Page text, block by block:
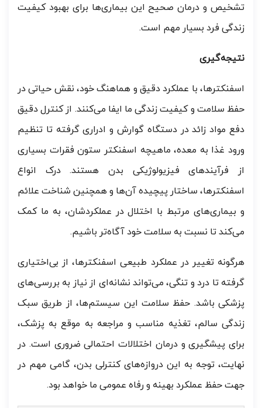
تشخیص و درمان صحیح این بیماری‌ها برای بهبود کیفیت
زندگی فرد بسیار مهم است.
نتیجه‌گیری
اسفنکترها، با عملکرد دقیق و هماهنگ خود، نقش حیاتی در
حفظ سلامت و کیفیت زندگی ما ایفا می‌کنند. از کنترل دقیق
دفع مواد زائد در دستگاه گوارش و ادراری گرفته تا تنظیم
ورود غذا به معده، ماهیچه اسفنکتر ستون فقرات بسیاری
از فرآیندهای فیزیولوژیکی بدن هستند. درک انواع
اسفنکترها، ساختار پیچیده آن‌ها و همچنین شناخت علائم
و بیماری‌های مرتبط با اختلال در عملکردشان، به ما کمک
می‌کند تا نسبت به سلامت خود آگاه‌تر باشیم.
هرگونه تغییر در عملکرد طبیعی اسفنکترها، از بی‌اختیاری
گرفته تا درد و تنگی، می‌تواند نشانه‌ای از نیاز به بررسی‌های
پزشکی باشد. حفظ سلامت این سیستم‌ها، از طریق سبک
زندگی سالم، تغذیه مناسب و مراجعه به موقع به پزشک،
برای پیشگیری و درمان اختلالات احتمالی ضروری است. در
نهایت، توجه به این دروازه‌های کنترلی بدن، گامی مهم در
جهت حفظ عملکرد بهینه و رفاه عمومی ما خواهد بود.